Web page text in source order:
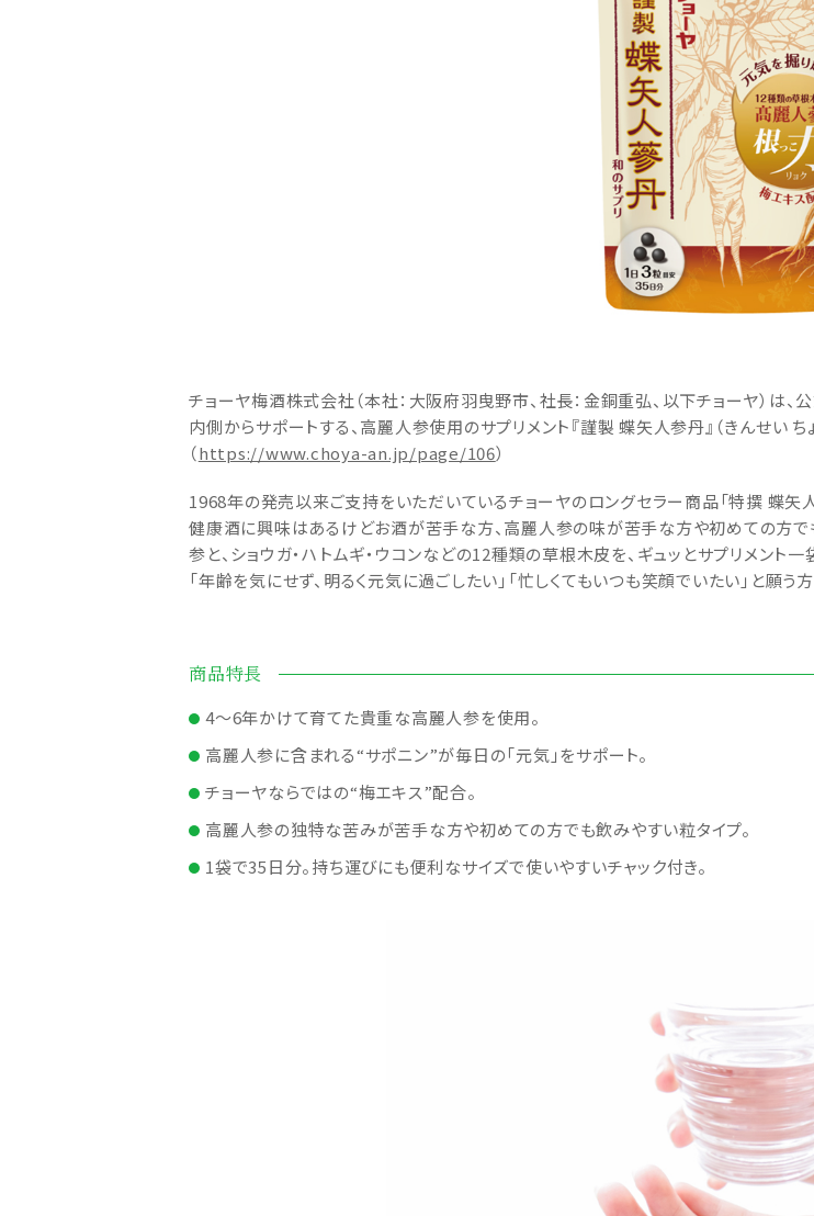
チョーヤ梅酒株式会社（本社：大阪府羽曳野市、社長：金銅重弘、以下チョーヤ）は、
内側からサポートする、高麗人参使用のサプリメント『謹製 蝶矢人参丹』（きんせい ち
（https://www.choya-an.jp/page/106）
1968年の発売以来ご支持をいただいているチョーヤのロングセラー商品「特撰 蝶矢人
健康酒に興味はあるけどお酒が苦手な方、高麗人参の味が苦手な方や初めての方で
参と、ショウガ・ハトムギ・ウコンなどの12種類の草根木皮を、ギュッとサプリメント
「年齢を気にせず、明るく元気に過ごしたい」「忙しくてもいつも笑顔でいたい」と願
商品特長
4～6年かけて育てた貴重な高麗人参を使用。
高麗人参に含まれる“サポニン”が毎日の「元気」をサポート。
チョーヤならではの“梅エキス”配合。
高麗人参の独特な苦みが苦手な方や初めての方でも飲みやすい粒タイプ。
1袋で35日分。持ち運びにも便利なサイズで使いやすいチャック付き。